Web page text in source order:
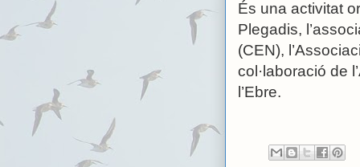
És una activitat
Plegadis,
(CEN),
col·laboració de
l’Ebre.